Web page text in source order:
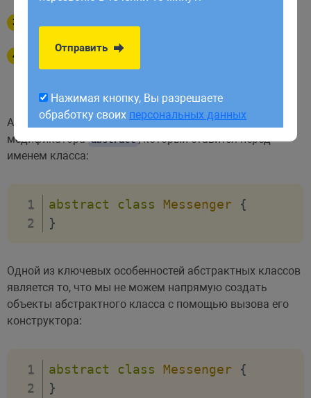
Есть абстракные методы без реализации
в абстракном классе, но которые обязательно
Абстрактный класс определяется с помощью
модификатора abstract , который ставится перед
именем класса:
abstract class Messenger
{
}
Одной из ключевых особенностей абстрактных классов
является то, что мы не можем напрямую создать
объекты абстрактного класса с помощью вызова его
конструктора:
abstract class Messenger
{
}
обработку своихперсональных данных
Отправить
Нажимая кнопку, Вы разрешаете
обработку своих персональных данных